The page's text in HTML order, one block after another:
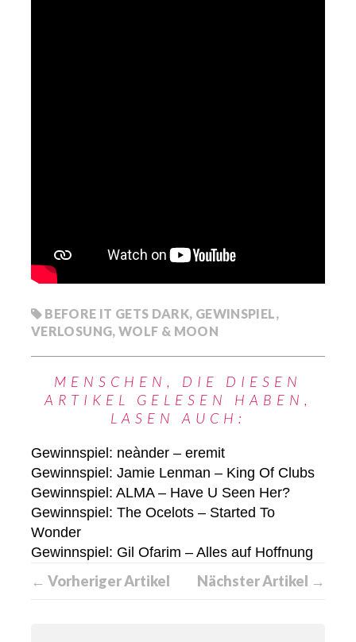
BEFORE IT GETS DARK, GEWINSPIEL,
VERLOSUNG, WOLF & MOON
MENSCHEN, DIE DIESEN
ARTIKEL GELESEN HABEN,
LASEN AUCH:
Gewinnspiel: neànder – eremit
Gewinnspiel: Jamie Lenman – King Of Clubs
Gewinnspiel: ALMA – Have U Seen Her?
Gewinnspiel: The Ocelots – Started To
Wonder
Gewinnspiel: Gil Ofarim – Alles auf Hoffnung
← Vorheriger Artikel Nächster Artikel →